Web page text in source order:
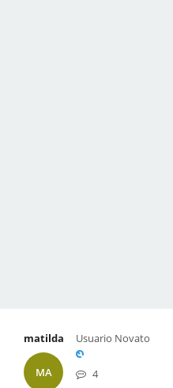
matilda
MA
Usuario Novato
4